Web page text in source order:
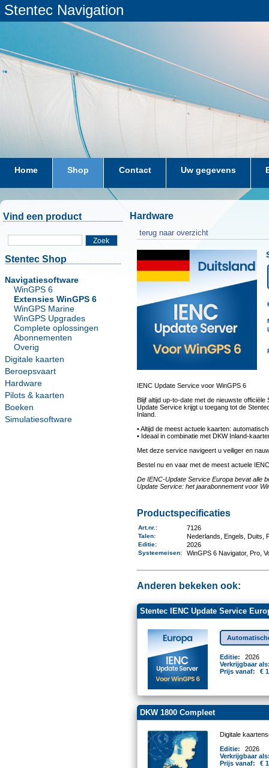
Stentec Navigation
Home Shop Contact Uw gegevens
Vind een product
Zoek
Stentec Shop
Navigatiesoftware
WinGPS 6
Extensies WinGPS 6
WinGPS Marine
WinGPS Upgrades
Complete oplossingen
Abonnementen
Overig
Digitale kaarten
Beroepsvaart
Hardware
Pilots & kaarten
Boeken
Simulatiesoftware
Hardware
terug naar overzicht
IENC Update Service voor WinGPS 6
Blijf altijd up-to-date met de nieuwste
Update Service krijgt u toegang tot de
Inland.
• Altijd de meest actuele kaarten:
• Ideaal in combinatie met DKW Inland-
Met deze service navigeert u veiliger en
Bestel nu en vaar met de meest actuele
De IENC-Update Service Europa bevat alle
Update Service: het jaarabonnement voor
Productspecificaties
Art.nr. : 7126
Talen: Nederlands, Engels, Duits,
Editie: 2026
Systeemeisen: WinGPS 6 Navigator, Pro,
Anderen bekeken ook:
Stentec IENC Update Service
Editie:
2026
Verkrijgbaar
Prijs vanaf:
€
DKW 1800 Compleet
Digitale
Editie:
2026
Verkrijgbaar
Prijs vanaf:
€